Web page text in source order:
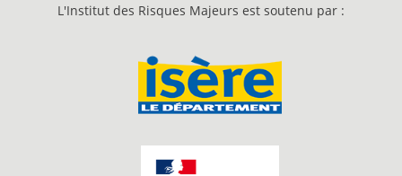
L'Institut des Risques Majeurs est soutenu par :